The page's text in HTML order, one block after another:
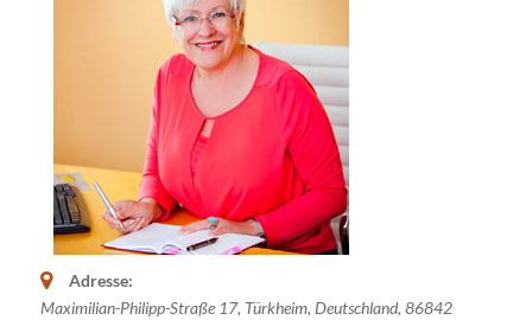
Adresse:
Maximilian-Philipp-Straße 17, Türkheim, Deutschland, 86842